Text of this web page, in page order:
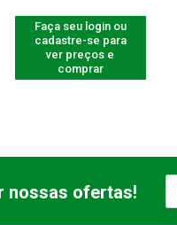
Faça seu login ou
cadastre-se para
ver preços e
comprar
nossas ofertas!